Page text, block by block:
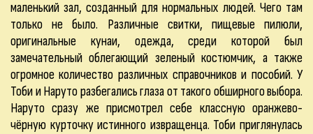
маленький зал, созданный для нормальных людей. Чего там
только не было. Различные свитки, пищевые пилюли,
оригинальные кунаи, одежда, среди которой был
замечательный облегающий зеленый костюмчик, а также
огромное количество различных справочников и пособий. У
Тоби и Наруто разбегались глаза от такого обширного выбора.
Наруто сразу же присмотрел себе классную оранжево-
чёрную курточку истинного извращенца. Тоби приглянулась